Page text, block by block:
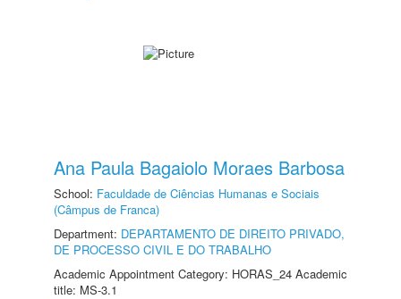
Ana Paula Bagaiolo Moraes Barbosa
School: Faculdade de Ciências Humanas e Sociais
(Câmpus de Franca)
Department: DEPARTAMENTO DE DIREITO PRIVADO,
DE PROCESSO CIVIL E DO TRABALHO
Academic Appointment Category: HORAS_24 Academic
title: MS-3.1